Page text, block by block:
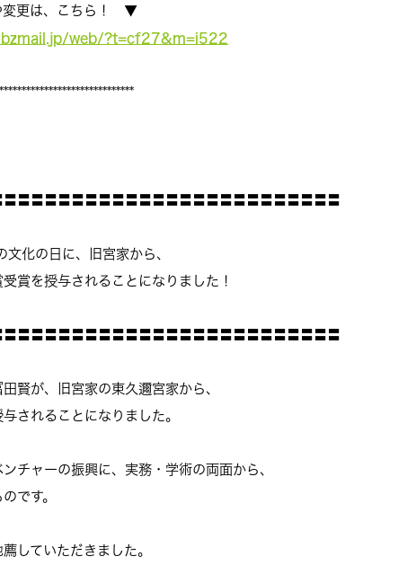
更は、こちら！ ▼
web/?t=cf27&m=i522
〓〓〓〓〓〓〓〓〓〓〓〓〓〓〓〓〓〓〓〓〓〓〓〓
文化の日に、旧宮家から、
を授与されることになりました！
〓〓〓〓〓〓〓〓〓〓〓〓〓〓〓〓〓〓〓〓〓〓〓〓
賢が、旧宮家の東久邇宮家から、
されることになりました。
チャーの振興に、実務・学術の両面から、
です。
していただきました。